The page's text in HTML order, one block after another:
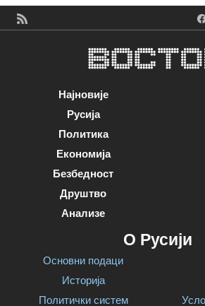
Најновије
Русија
Политика
Економија
Безбедност
Друштво
Анализе
О Русији
Основни подаци
Историја
Политички систем